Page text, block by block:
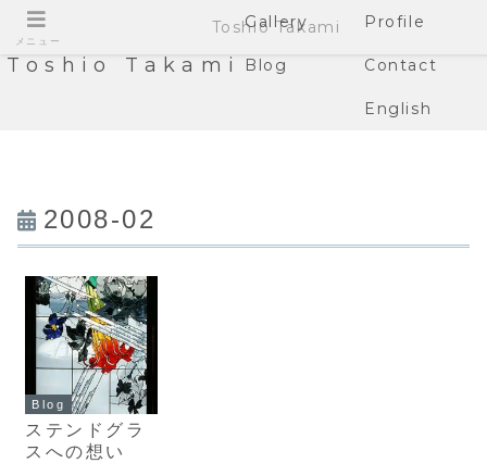
Toshio Takami
Gallery Profile
Blog Contact
English
2008-02
Blog
ステンドグラ
スへの想い
メニュー
Toshio Takami